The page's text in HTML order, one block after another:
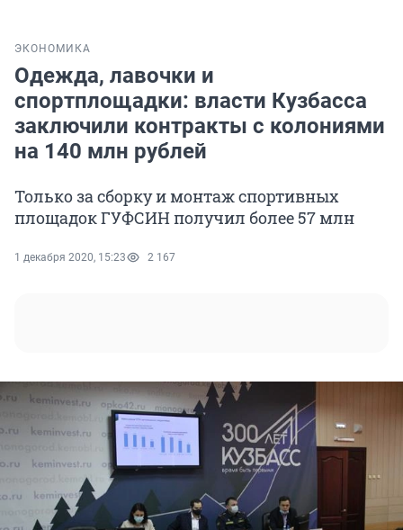
ЭКОНОМИКА
Одежда, лавочки и
спортплощадки: власти Кузбасса
заключили контракты с колониями
на 140 млн рублей
Только за сборку и монтаж спортивных
площадок ГУФСИН получил более 57 млн
1 декабря 2020, 15:23 2 167